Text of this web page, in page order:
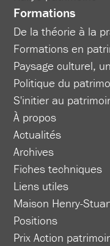
Formations
De la théorie à la
Formations en
Paysage culturel,
Politique du
S'initier au
À propos
Actualités
Archives
Fiches techniques
Liens utiles
Maison Henry-
Positions
Prix Action